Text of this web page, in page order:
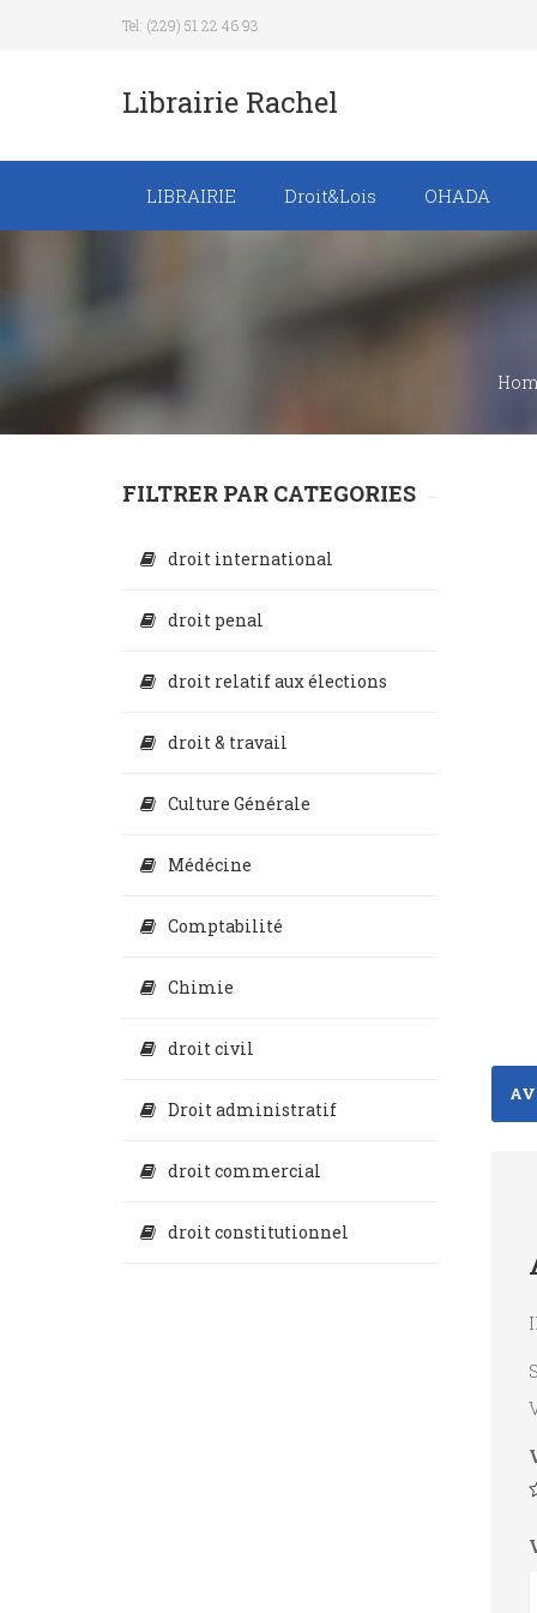
Tel: (229) 51 22 46 93
Librairie Rachel
LIBRAIRIE Droit&Lois OHADA
FILTRER PAR CATEGORIES
droit international
droit penal
droit relatif aux élections
droit & travail
Culture Générale
Médécine
Comptabilité
Chimie
droit civil
Droit administratif
droit commercial
droit constitutionnel